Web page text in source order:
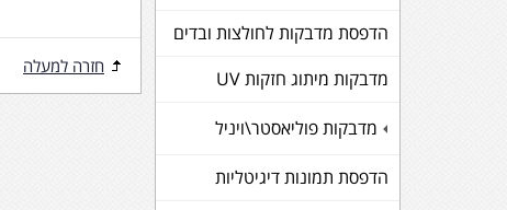
הדפסת מדבקות לחולצות ובדים
מדבקות מיתוג חזקות UV
+
מדבקות פוליאסטר\ויניל
הדפסת תמונות דיגיטליות
חזרה למעלה